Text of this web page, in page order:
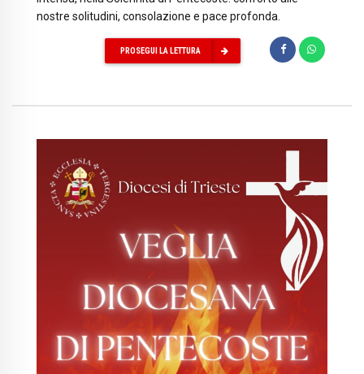
nostre solitudini, consolazione e pace profonda.
PROSEGUI LA LETTURA